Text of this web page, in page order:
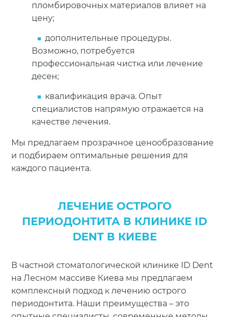
пломбировочных материалов влияет на
цену;
дополнительные процедуры.
Возможно, потребуется
профессиональная чистка или лечение
десен;
квалификация врача. Опыт
специалистов напрямую отражается на
качестве лечения.
Мы предлагаем прозрачное ценообразование
и подбираем оптимальные решения для
каждого пациента.
ЛЕЧЕНИЕ ОСТРОГО
ПЕРИОДОНТИТА В КЛИНИКЕ ID
DENT В КИЕВЕ
В частной стоматологической клинике ID Dent
на Лесном массиве Киева мы предлагаем
комплексный подход к лечению острого
периодонтита. Наши преимущества – это